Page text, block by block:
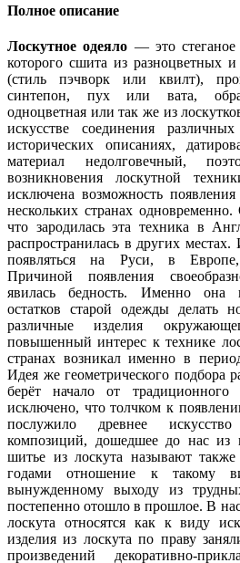
Полное описание
Лоскутное одеяло — это стеганое
которого сшита из разноцветных
(стиль пэчворк или квилт),
синтепон, пух или вата,
одноцветная или так же из
искусстве соединения
исторических описаниях,
материал недолговечный,
возникновения лоскутной
исключена возможность
нескольких странах
что зародилась эта техника в
распространилась в других местах.
появляться на Руси, в
Причиной появления
явилась бедность. Именно
остатков старой одежды делать
различные изделия
повышенный интерес к технике
странах возникал именно в
Идея же геометрического подбора
берёт начало от
исключено, что толчком к
послужило древнее
композиций, дошедшее до нас из
шитье из лоскута называют
годами отношение к такому
вынужденному выходу из
постепенно отошло в прошлое. В
лоскута относятся как к виду
изделия из лоскута по праву
произведений декоративно-